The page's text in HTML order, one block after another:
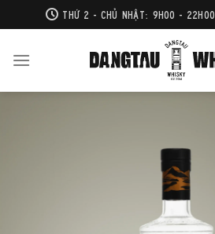
qua
dung
THỨ 2 - CHỦ NHẬT: 9H00 - 22H00